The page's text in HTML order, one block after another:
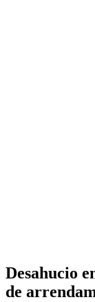
Desahucio
de